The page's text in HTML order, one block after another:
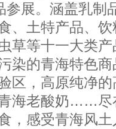
参展。涵盖乳制
、土特产品、
草等十一大类
染的青海特色
区，高原纯净
海老酸奶……尽
，感受青海风